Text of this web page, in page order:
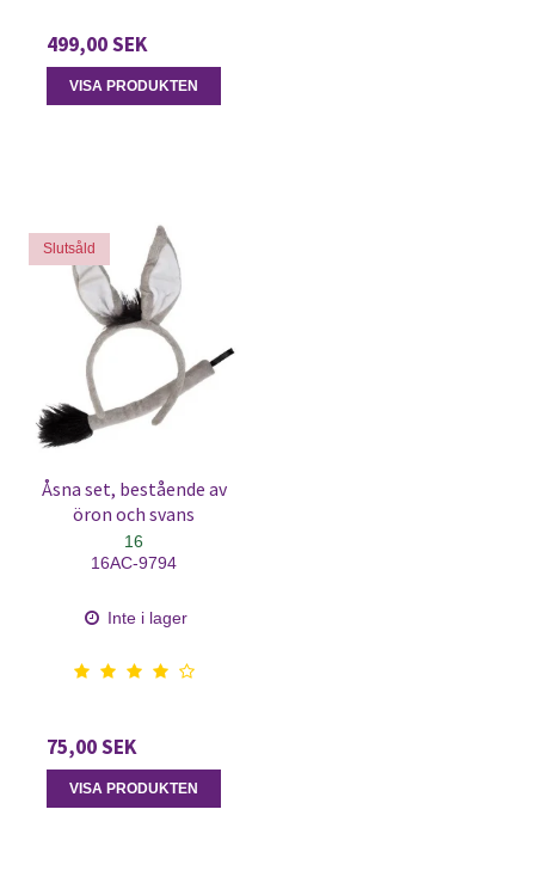
499,00 SEK
VISA PRODUKTEN
Slutsåld
Åsna set, bestående av
öron och svans
16
16AC-9794
Inte i lager
75,00 SEK
VISA PRODUKTEN